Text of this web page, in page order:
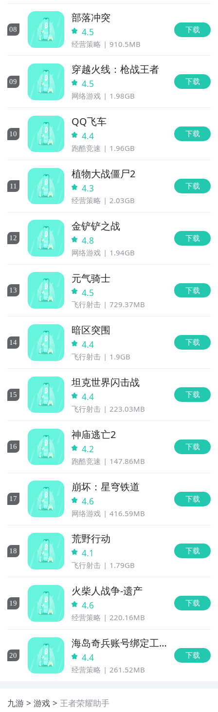
08
部落冲突
4.5
经营策略 910.5MB
下载
09
穿越火线：枪战王者
4.5
网络游戏 1.98GB
下载
10
QQ飞车
4.4
跑酷竞速 1.96GB
下载
11
植物大战僵尸2
4.3
经营策略 2.03GB
下载
12
金铲铲之战
4.8
网络游戏 1.94GB
下载
13
元气骑士
4.5
飞行射击 729.37MB
下载
14
暗区突围
4.4
飞行射击 1.9GB
下载
15
坦克世界闪击战
4.4
飞行射击 223.03MB
下载
16
神庙逃亡2
4.2
跑酷竞速 147.86MB
下载
17
崩坏：星穹铁道
4.6
网络游戏 416.59MB
下载
18
荒野行动
4.1
飞行射击 1.79GB
下载
19
火柴人战争-遗产
4.6
经营策略 220.16MB
下载
20
海岛奇兵账号绑定工
具 4.4
经营策略 261.52MB
下载
九游 游戏 王者荣耀助手